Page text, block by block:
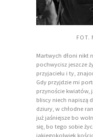
FOT.
Martwych dłoni nikt
pochwycisz jeszcze
przyjacielu i ty,
Gdy przyjdzie mi
przynoście kwiatów,
bliscy niech napiszą
dziury, w chłodne
już jaśniejsze bo
się, bo tego sobie
jakiegokolwiek